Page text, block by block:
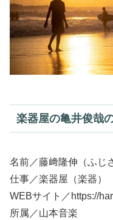
楽器屋の亀井俊哉
名前／藤﨑隆伸（ふじ
仕事／楽器屋（楽器）
WEBサイト／https://
所属／山本音楽